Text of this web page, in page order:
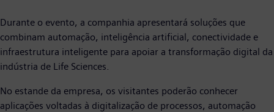
Durante o evento, a companhia apresentará soluções que
combinam automação, inteligência artificial, conectividade e
infraestrutura inteligente para apoiar a transformação digital da
indústria de Life Sciences.
No estande da empresa, os visitantes poderão conhecer
aplicações voltadas à digitalização de processos, automação